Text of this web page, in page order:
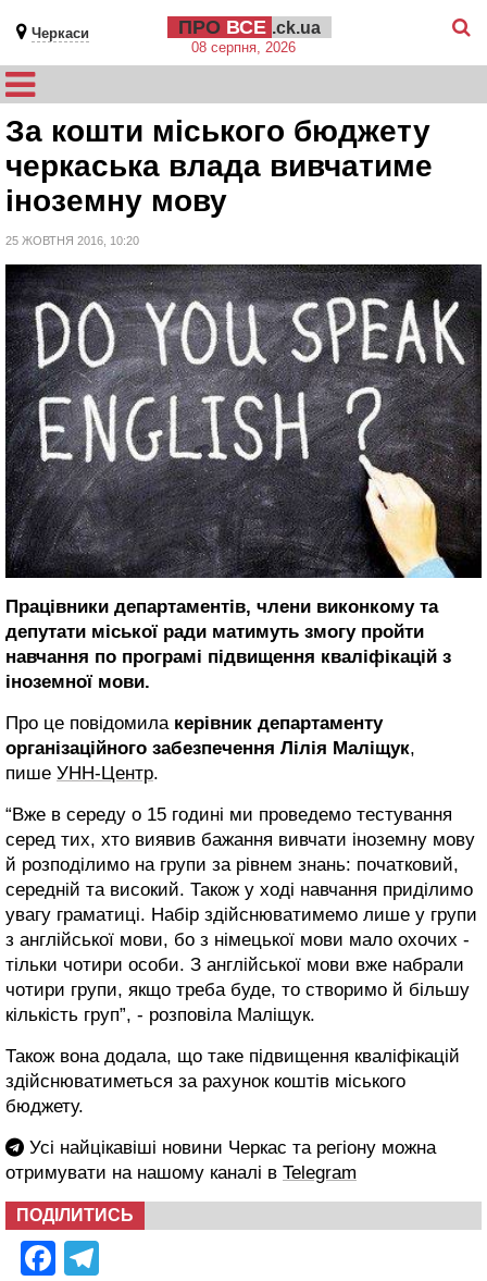
Черкаси ПРО ВСЕ .ck.ua
08 серпня, 2026
За кошти міського бюджету
черкаська влада вивчатиме
іноземну мову
25 ЖОВТНЯ 2016, 10:20
Працівники департаментів, члени виконкому та
депутати міської ради матимуть змогу пройти
навчання по програмі підвищення кваліфікацій з
іноземної мови.
Про це повідомилакерівник департаменту
організаційного забезпечення Лілія Маліщук,
пише УНН-Центр.
“Вже в середу о 15 годині ми проведемо тестування
серед тих, хто виявив бажання вивчати іноземну мову
й розподілимо на групи за рівнем знань: початковий,
середній та високий. Також у ході навчання приділимо
увагу граматиці. Набір здійснюватимемо лише у групи
з англійської мови, бо з німецької мови мало охочих -
тільки чотири особи. З англійської мови вже набрали
чотири групи, якщо треба буде, то створимо й більшу
кількість груп”, - розповіла Маліщук.
Також вона додала, що таке підвищення кваліфікацій
здійснюватиметься за рахунок коштів міського
бюджету.
Усі найцікавіші новини Черкас та регіону можна
отримувати на нашому каналі в Telegram
ПОДІЛИТИСЬ
Facebook